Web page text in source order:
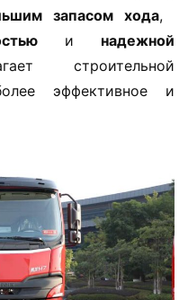
запасом хода​​, ​
​ и ​ ​надежной
строительной
эффективное и